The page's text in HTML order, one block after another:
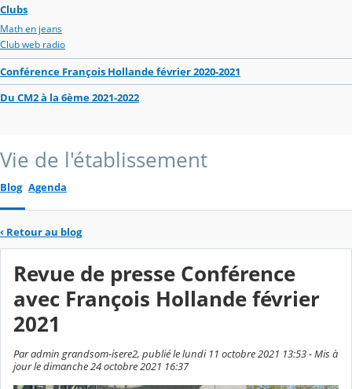
Clubs
Math en jeans
Club web radio
Conférence François Hollande février 2020-2021
Du CM2 à la 6ème 2021-2022
Vie de l'établissement
Blog Agenda
‹ Retour au blog
Revue de presse Conférence
avec François Hollande février
2021
Par admin grandsom-isere2, publié le lundi 11 octobre 2021 13:53 - Mis à
jour le dimanche 24 octobre 2021 16:37